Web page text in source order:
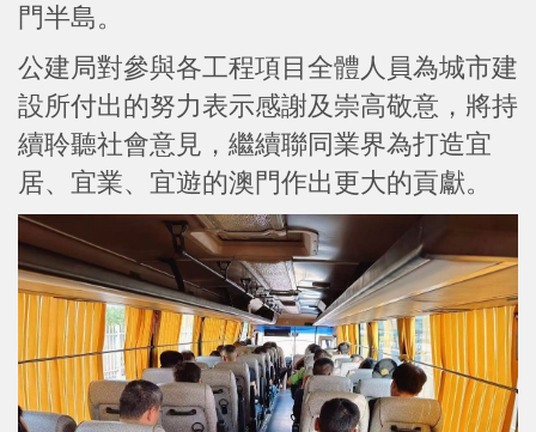
門半島。
公建局對參與各工程項目全體人員為城市建
設所付出的努力表示感謝及崇高敬意，將持
續聆聽社會意見，繼續聯同業界為打造宜
居、宜業、宜遊的澳門作出更大的貢獻。